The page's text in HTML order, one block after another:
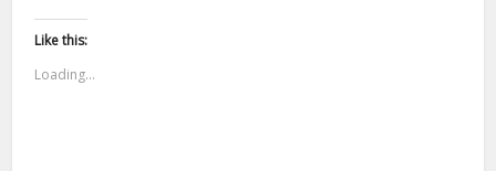
Like this:
Loading...